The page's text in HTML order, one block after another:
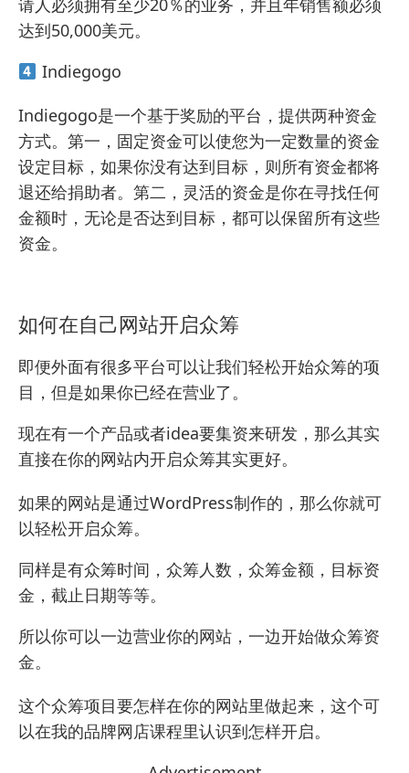
请人必须拥有至少20％的业务，并且年销售额必须
达到50,000美元。
Indiegogo
Indiegogo是一个基于奖励的平台，提供两种资金
方式。第一，固定资金可以使您为一定数量的资金
设定目标，如果你没有达到目标，则所有资金都将
退还给捐助者。第二，灵活的资金是你在寻找任何
金额时，无论是否达到目标，都可以保留所有这些
资金。
如何在自己网站开启众筹
即便外面有很多平台可以让我们轻松开始众筹的项
目，但是如果你已经在营业了。
现在有一个产品或者idea要集资来研发，那么其实
直接在你的网站内开启众筹其实更好。
如果的网站是通过WordPress制作的，那么你就可
以轻松开启众筹。
同样是有众筹时间，众筹人数，众筹金额，目标资
金，截止日期等等。
所以你可以一边营业你的网站，一边开始做众筹资
金。
这个众筹项目要怎样在你的网站里做起来，这个可
以在我的品牌网店课程里认识到怎样开启。